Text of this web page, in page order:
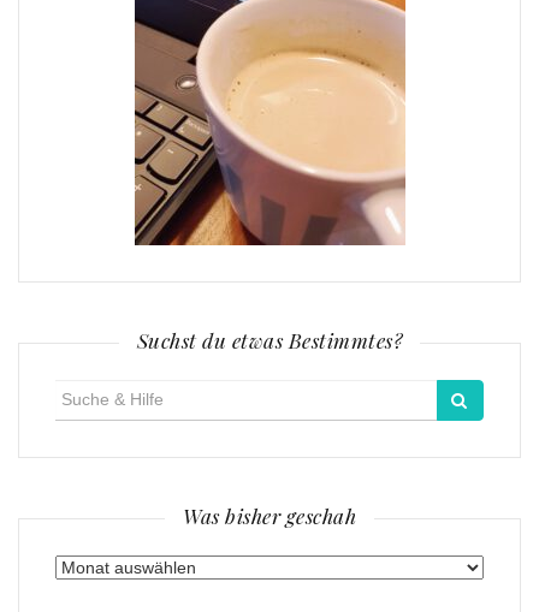
Suchst du etwas Bestimmtes?
Was bisher geschah
Was